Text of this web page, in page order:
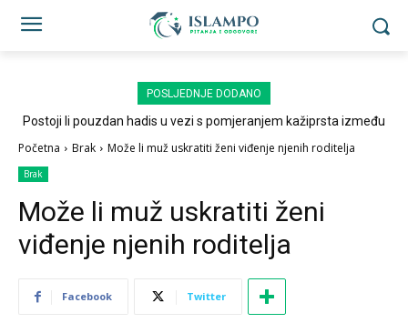
POSLJEDNJE DODANO
Postoji li pouzdan hadis u vezi s pomjeranjem kažiprsta između
Početna Brak Može li muž uskratiti ženi viđenje njenih roditelja
Brak
Može li muž uskratiti ženi
viđenje njenih roditelja
Facebook Twitter